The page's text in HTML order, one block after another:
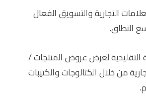
التجارية والتسويق الفعال
النطاق.
التقليدية لعرض عروض المنتجات /
من خلال الكتالوجات والكتيبات